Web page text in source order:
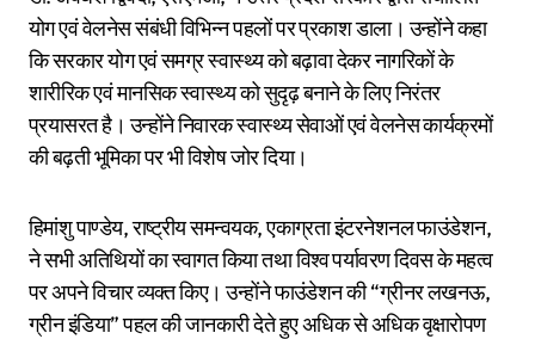
योग एवं वेलनेस संबंधी विभिन्न पहलों पर प्रकाश डाला। उन्होंने कहा
कि सरकार योग एवं समग्र स्वास्थ्य को बढ़ावा देकर नागरिकों के
शारीरिक एवं मानसिक स्वास्थ्य को सुदृढ़ बनाने के लिए निरंतर
प्रयासरत है। उन्होंने निवारक स्वास्थ्य सेवाओं एवं वेलनेस कार्यक्रमों
की बढ़ती भूमिका पर भी विशेष जोर दिया।
हिमांशु पाण्डेय, राष्ट्रीय समन्वयक, एकाग्रता इंटरनेशनल फाउंडेशन,
ने सभी अतिथियों का स्वागत किया तथा विश्व पर्यावरण दिवस के महत्व
पर अपने विचार व्यक्त किए। उन्होंने फाउंडेशन की “ग्रीनर लखनऊ,
ग्रीन इंडिया” पहल की जानकारी देते हुए अधिक से अधिक वृक्षारोपण